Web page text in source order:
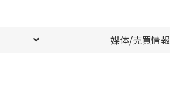
媒体/売買情報